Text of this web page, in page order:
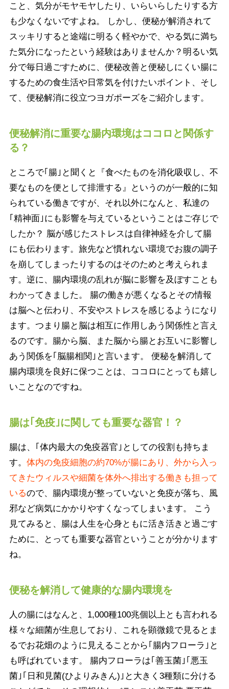
こと、気分がモヤモヤしたり、いらいらしたりする方
も少なくないですよね。 しかし、便秘が解消されて
スッキリすると途端に明るく軽やかで、やる気に満ち
た気分になったという経験はありませんか？明るい気
分で毎日過ごすために、便秘改善と便秘しにくい腸に
するための食生活や日常気を付けたいポイント、そし
て、便秘解消に役立つヨガポーズをご紹介します。
便秘解消に重要な腸内環境はココロと関係す
る？
ところで｢腸｣と聞くと『食べたものを消化吸収し、不
要なものを便として排泄する』というのが一般的に知
られている働きですが、それ以外になんと、私達の
｢精神面｣にも影響を与えているということはご存じで
したか？ 脳が感じたストレスは自律神経を介して腸
にも伝わります。旅先など慣れない環境でお腹の調子
を崩してしまったりするのはそのためと考えられま
す。逆に、腸内環境の乱れが脳に影響を及ぼすことも
わかってきました。 腸の働きが悪くなるとその情報
は脳へと伝わり、不安やストレスを感じるようになり
ます。つまり腸と脳は相互に作用しあう関係性と言え
るのです。腸から脳、また脳から腸とお互いに影響し
あう関係を｢脳腸相関｣と言います。 便秘を解消して
腸内環境を良好に保つことは、ココロにとっても嬉し
いことなのですね。
腸は｢免疫｣に関しても重要な器官！？
腸は、｢体内最大の免疫器官｣としての役割も持ちま
す。 体内の免疫細胞の約70%が腸にあり、外から入っ
てきたウィルスや細菌を体外へ排出する働きも担って
いるので、腸内環境が整っていないと免疫が落ち、風
邪など病気にかかりやすくなってしまいます。 こう
見てみると、腸は人生を心身ともに活き活きと過ごす
ために、とっても重要な器官ということが分かります
ね。
便秘を解消して健康的な腸内環境を
人の腸にはなんと、1,000種100兆個以上とも言われる
様々な細菌が生息しており、これを顕微鏡で見るとま
るでお花畑のように見えることから｢腸内フローラ｣と
も呼ばれています。 腸内フローラは｢善玉菌｣｢悪玉
菌｣｢日和見菌(ひよりみきん)｣と大きく3種類に分ける